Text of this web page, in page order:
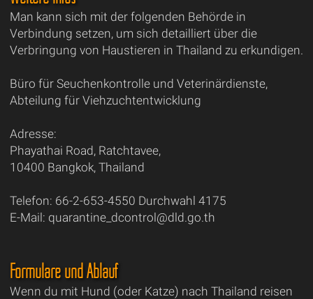
Man kann sich mit der folgenden Behörde in
Verbindung setzen, um sich detailliert über die
Verbringung von Haustieren in Thailand zu erkundigen.
Büro für Seuchenkontrolle und Veterinärdienste,
Abteilung für Viehzuchtentwicklung
Adresse:
Phayathai Road, Ratchtavee,
10400 Bangkok, Thailand
Telefon: 66-2-653-4550 Durchwahl 4175
E-Mail: quarantine_dcontrol@dld.go.th
Formulare und Ablauf
Wenn du mit Hund (oder Katze) nach Thailand reisen